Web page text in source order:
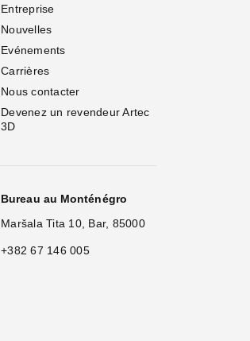
Entreprise
Nouvelles
Evénements
Carrières
Nous contacter
Devenez un revendeur Artec
3D
Bureau au Monténégro
Maršala Tita 10, Bar, 85000
+382 67 146 005